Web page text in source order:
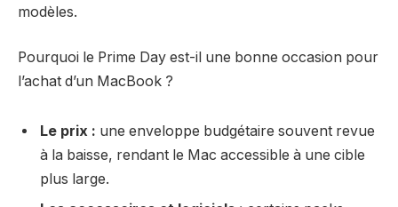
modèles.
Pourquoi le Prime Day est-il une bonne occasion pour
l’achat d’un MacBook ?
Le prix : une enveloppe budgétaire souvent revue
à la baisse, rendant le Mac accessible à une cible
plus large.